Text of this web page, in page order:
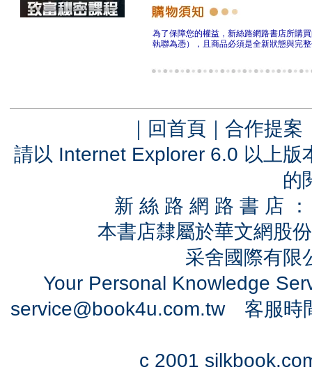
為了保障您的權益，新絲路網路書店所購
執聯為憑），且商品必須是全新狀態與完
｜ 回首頁 ｜ 合作提案
請以 Internet Explorer 6.0 以上
的
新 絲 路 網 路 書 店
本書店隸屬於華文網股
采舍國際有
Your Personal Knowledge
service@book4u.com.tw客服時
c 2001